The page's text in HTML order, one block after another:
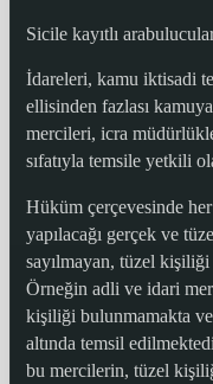
Sicile kayıtlı
İdareleri, kamu iktisadi
ellisinden fazlası
mercileri, icra
sıfatıyla temsile yetkili
Hüküm çerçevesinde
yapılacağı gerçek ve
sayılmayan, tüzel
Örneğin adli ve idari
kişiliği bulunmamakta
altında temsil
bu mercilerin, tüzel